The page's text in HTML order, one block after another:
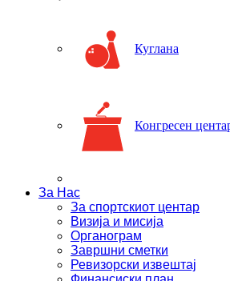
Куглана
Конгресен
За Нас
За спортскиот центар
Визија и мисија
Органограм
Завршни сметки
Ревизорски извештај